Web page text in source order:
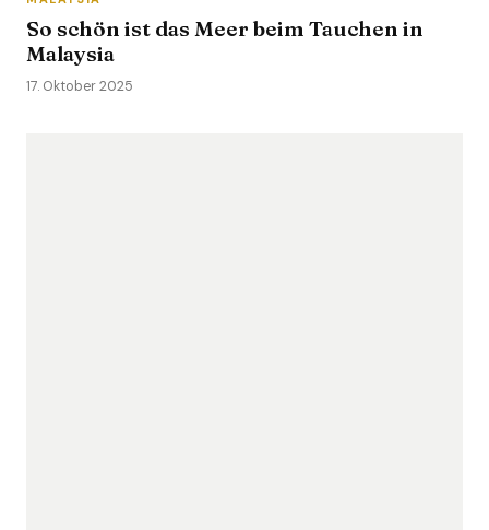
So schön ist das Meer beim Tauchen in
Malaysia
17. Oktober 2025